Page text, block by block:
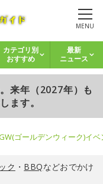
MENU
カテゴリ別
おすすめ
最新
ニュース
来年（2027年）も
ます。
ゴールデンウィーク)イ
ク ・ BBQなどおでかけ